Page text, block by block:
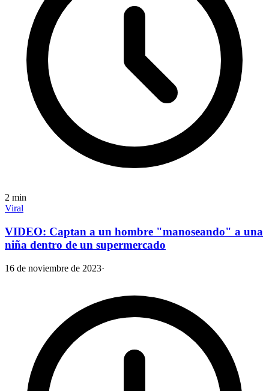
2 min
Viral
VIDEO: Captan a un hombre "manoseando" a una
niña dentro de un supermercado
16 de noviembre de 2023·